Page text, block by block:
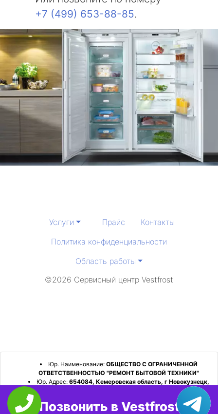
+7 (499) 653-88-85.
Услуги Прайс
Контакты
Политика конфиденциальности
Область работы
©2026 Сервисный центр Vestfrost
Юр. Наименование: ОБЩЕСТВО С ОГРАНИЧЕННОЙ
ОТВЕТСТВЕННОСТЬЮ "РЕМОНТ БЫТОВОЙ ТЕХНИКИ"
Юр. Адрес: 654084, Кемеровская область, г Новокузнецк,
р-н Орджоникидзевский, пр-кт Шахтеров, д. 31, кв. 2
ИНН:4253052180 ОГРН:1224200006128
Позвонить в Vestfrost